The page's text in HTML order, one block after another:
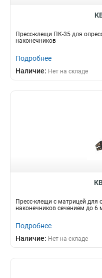
Пресс-клещи ПК-35 для
наконечников
Подробнее
Наличие: Нет на складе
Пресс-клещи с матрицей для
наконечников сечением до 6
Подробнее
Наличие: Нет на складе